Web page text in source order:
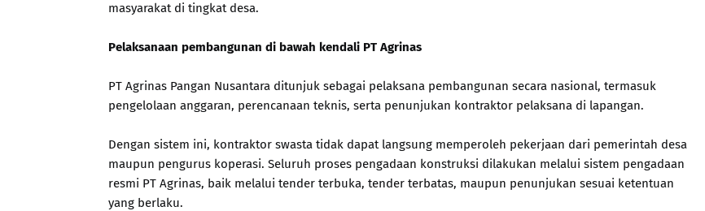
masyarakat di tingkat desa.
Pelaksanaan pembangunan di bawah kendali PT Agrinas
PT Agrinas Pangan Nusantara ditunjuk sebagai pelaksana pembangunan secara nasional, termasuk
pengelolaan anggaran, perencanaan teknis, serta penunjukan kontraktor pelaksana di lapangan.
Dengan sistem ini, kontraktor swasta tidak dapat langsung memperoleh pekerjaan dari pemerintah desa
maupun pengurus koperasi. Seluruh proses pengadaan konstruksi dilakukan melalui sistem pengadaan
resmi PT Agrinas, baik melalui tender terbuka, tender terbatas, maupun penunjukan sesuai ketentuan
yang berlaku.